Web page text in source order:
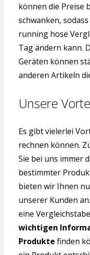
können die Preise
schwanken,
running hose
Tag ändern kann.
Geräten können
anderen Artikeln
Unsere
Es gibt vielerlei
rechnen können.
Sie bei uns immer
bestimmter
bieten wir Ihnen
unserer Kunden
eine
wichtigen
Produkte finden